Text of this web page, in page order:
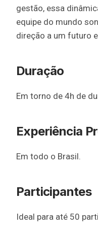
gestão, essa
equipe do mundo
direção a um futuro
Duração
Em torno de 4h de
Experiência
Em todo o Brasil.
Participantes
Ideal para até 50